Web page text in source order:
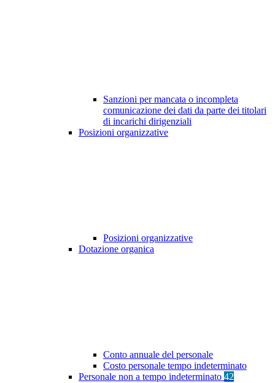
Sanzioni per mancata o incompleta
comunicazione dei dati da parte dei titolari
di incarichi dirigenziali
Posizioni organizzative
Posizioni organizzative
Dotazione organica
Conto annuale del personale
Costo personale tempo indeterminato
Personale non a tempo indeterminato 42